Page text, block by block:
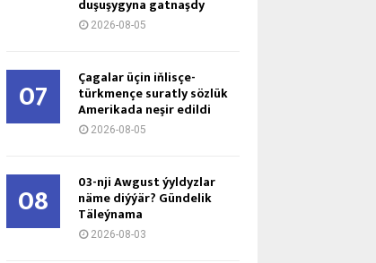
duşuşygyna gatnaşdy
2026-08-05
07 Çagalar üçin iňlisçe-
türkmençe suratly sözlük
Amerikada neşir edildi
2026-08-05
08 03-nji Awgust ýyldyzlar
näme diýýär? Gündelik
Täleýnama
2026-08-03